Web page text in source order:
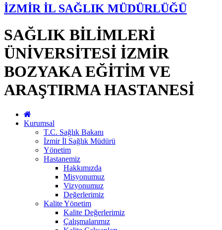
İZMİR İL SAĞLIK MÜDÜRLÜĞÜ
SAĞLIK BİLİMLERİ
ÜNİVERSİTESİ İZMİR
BOZYAKA EĞİTİM VE
ARAŞTIRMA HASTANESİ
Kurumsal
T.C. Sağlık Bakanı
İzmir İl Sağlık Müdürü
Yönetim
Hastanemiz
Hakkımızda
Misyonumuz
Vizyonumuz
Değerlerimiz
Kalite Yönetim
Kalite Değerlerimiz
Çalışmalarımız